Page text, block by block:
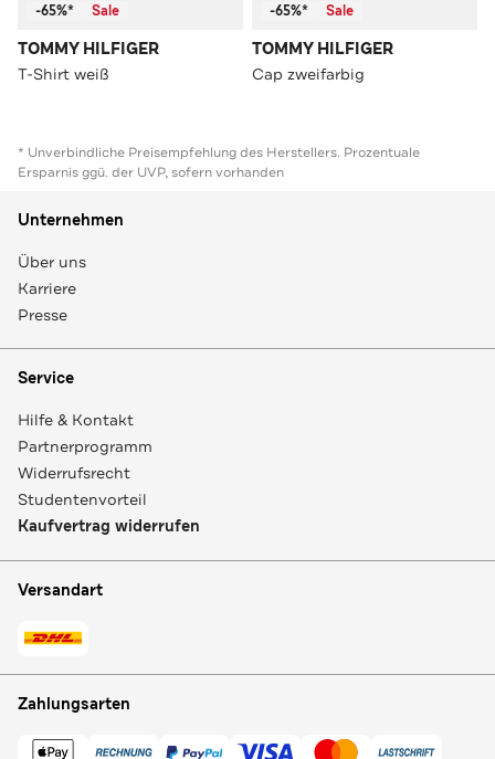
-65%* Sale
TOMMY HILFIGER
T-Shirt weiß
-65%* Sale
TOMMY HILFIGER
Cap zweifarbig
* Unverbindliche Preisempfehlung des Herstellers. Prozentuale
Ersparnis ggü. der UVP, sofern vorhanden
Unternehmen
Über uns
Karriere
Presse
Service
Hilfe & Kontakt
Partnerprogramm
Widerrufsrecht
Studentenvorteil
Kaufvertrag widerrufen
Versandart
Zahlungsarten